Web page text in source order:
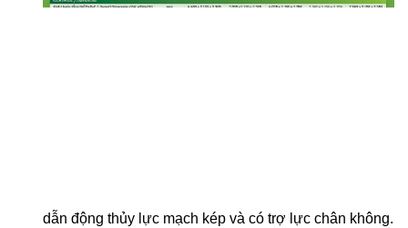
dẫn động thủy lực mạch kép và có trợ lực chân không.